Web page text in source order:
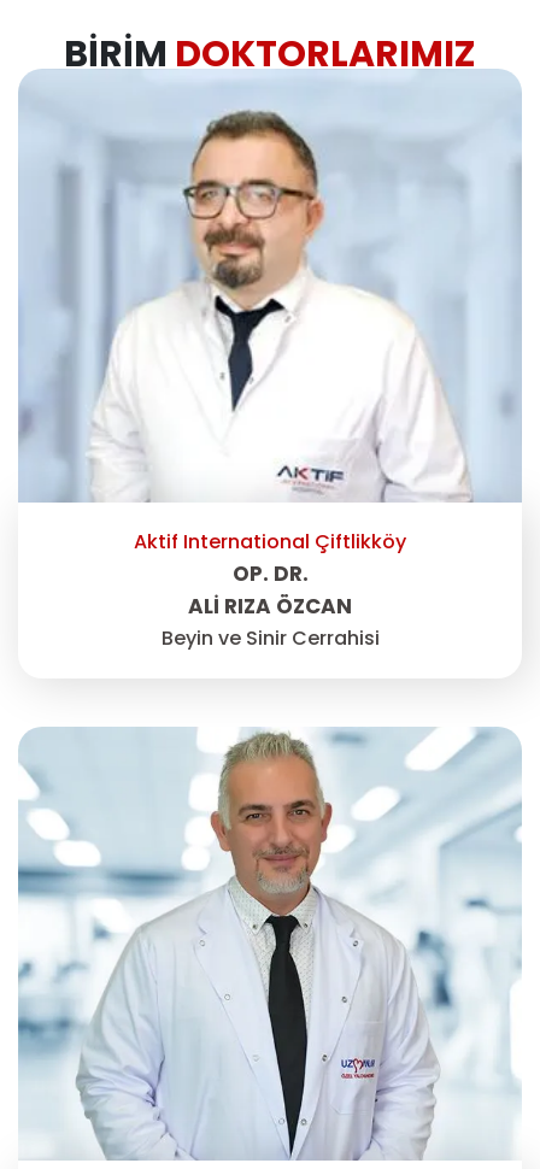
BIRIM DOKTORLARIMIZ
Aktif International Çiftlikköy
OP. DR.
ALI RIZA ÖZCAN
Beyin ve Sinir Cerrahisi